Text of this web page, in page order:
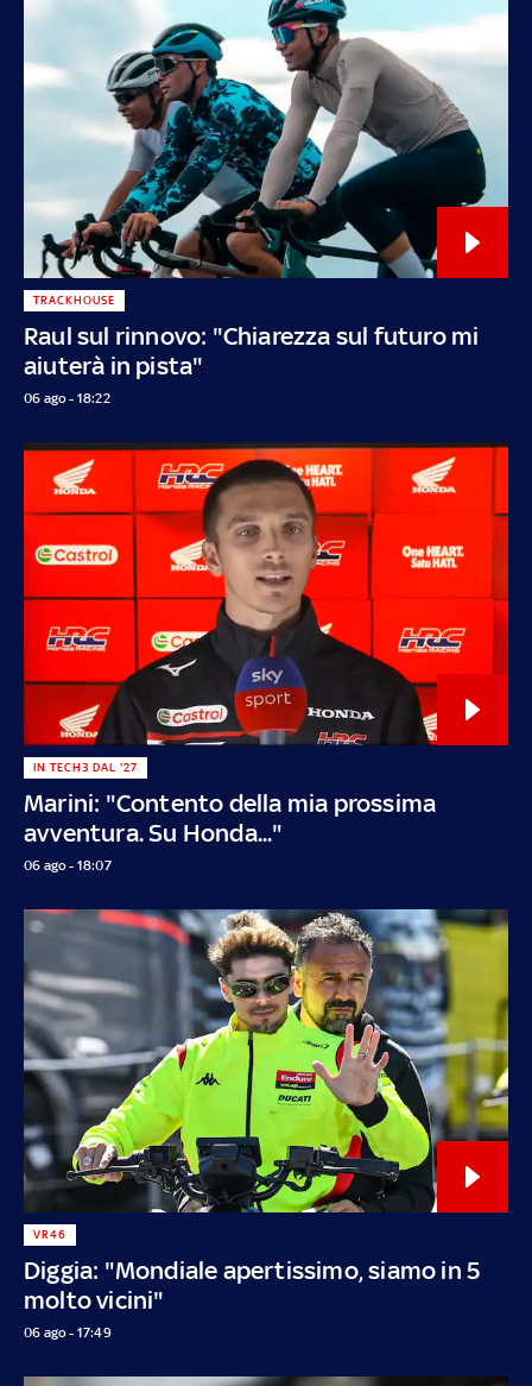
Raul sul rinnovo: "Chiarezza sul futuro mi
aiuterà in pista"
TRACKHOUSE
06 ago - 18:22
Marini: "Contento della mia prossima
avventura. Su Honda..."
IN TECH3 DAL '27
06 ago - 18:07
Diggia: "Mondiale apertissimo, siamo in 5
molto vicini"
VR46
06 ago - 17:49